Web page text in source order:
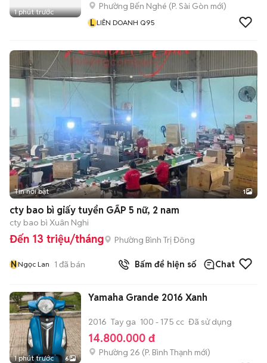
1 phút trước
Phường Bến Nghé (P. Sài Gòn mới)
L LIÊN DOANH Q95
Tin nổi bật 1
cty bao bì giấy tuyển GẤP 5 nữ, 2 nam
cty bao bì Xuân Nghi
Đến 13 triệu/tháng Phường Bình Trị Đông
NNgọc Lan 1 đã bán Bấm để hiện số Chat
1 phút trước 6
Yamaha Grande 2016 Xanh
2016 Tay ga 100 - 175 cc Đã sử dụng
14.800.000 đ
Phường 26 (P. Bình Thạnh mới)